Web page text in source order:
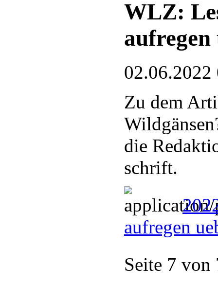
WLZ:
aufregen
02.06.2022
Zu dem
die
schrift.
aufregen
Seite 7 von